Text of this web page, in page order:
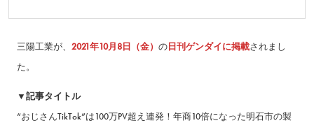
三陽工業が、 2021年10月8日（金） の日刊ゲンダイに掲載されまし
た。
▼記事タイトル
“おじさんTikTok”は100万PV超え連発！年商10倍になった明石市の製